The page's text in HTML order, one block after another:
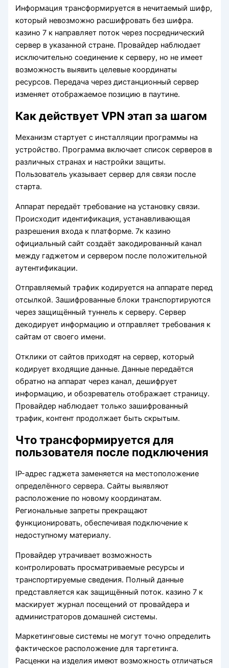
Информация трансформируется в нечитаемый шифр,
который невозможно расшифровать без шифра.
казино 7 к направляет поток через посреднический
сервер в указанной стране. Провайдер наблюдает
исключительно соединение к серверу, но не имеет
возможность выявить целевые координаты
ресурсов. Передача через дистанционный сервер
изменяет отображаемое позицию в паутине.
Как действует VPN этап за шагом
Механизм стартует с инсталляции программы на
устройство. Программа включает список серверов в
различных странах и настройки защиты.
Пользователь указывает сервер для связи после
старта.
Аппарат передаёт требование на установку связи.
Происходит идентификация, устанавливающая
разрешения входа к платформе. 7к казино
официальный сайт создаёт закодированный канал
между гаджетом и сервером после положительной
аутентификации.
Отправляемый трафик кодируется на аппарате перед
отсылкой. Зашифрованные блоки транспортируются
через защищённый туннель к серверу. Сервер
декодирует информацию и отправляет требования к
сайтам от своего имени.
Отклики от сайтов приходят на сервер, который
кодирует входящие данные. Данные передаётся
обратно на аппарат через канал, дешифрует
информацию, и обозреватель отображает страницу.
Провайдер наблюдает только зашифрованный
трафик, контент продолжает быть скрытым.
Что трансформируется для
пользователя после подключения
IP-адрес гаджета заменяется на местоположение
определённого сервера. Сайты выявляют
расположение по новому координатам.
Региональные запреты прекращают
функционировать, обеспечивая подключение к
недоступному материалу.
Провайдер утрачивает возможность
контролировать просматриваемые ресурсы и
транспортируемые сведения. Полный данные
представляется как защищённый поток. казино 7 к
маскирует журнал посещений от провайдера и
администраторов домашней системы.
Маркетинговые системы не могут точно определить
фактическое расположение для таргетинга.
Расценки на изделия имеют возможность отличаться